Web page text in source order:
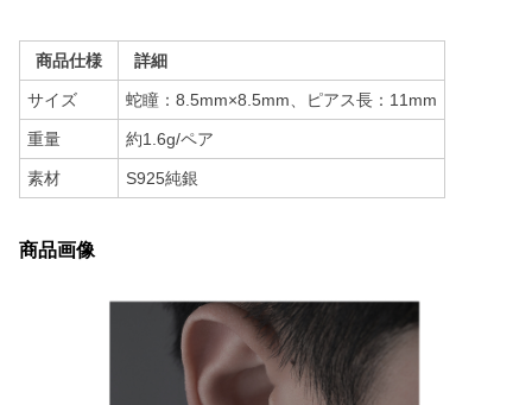
商品仕様 詳細
サイズ 蛇瞳：8.5mm×8.5mm、ピアス長：11mm
重量 約1.6g/ペア
素材 S925純銀
商品画像